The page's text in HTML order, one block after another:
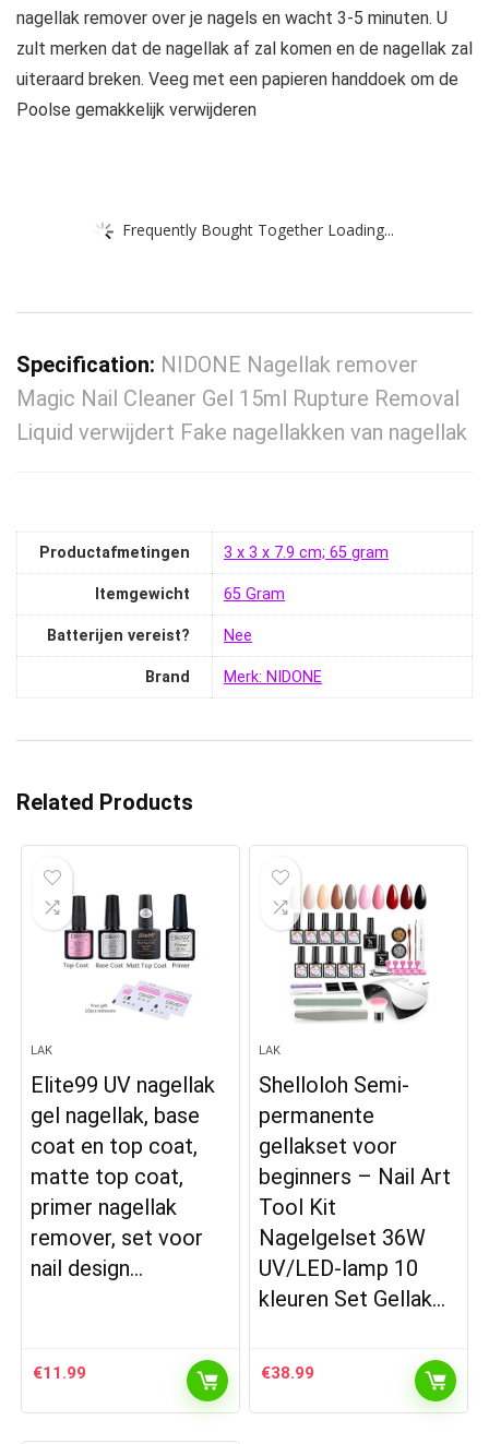
nagellak remover over je nagels en wacht 3-5 minuten. U
zult merken dat de nagellak af zal komen en de nagellak zal
uiteraard breken. Veeg met een papieren handdoek om de
Poolse gemakkelijk verwijderen
Frequently Bought Together Loading...
Specification: NIDONE Nagellak remover
Magic Nail Cleaner Gel 15ml Rupture Removal
Liquid verwijdert Fake nagellakken van nagellak
Productafmetingen ‎3 x 3 x 7.9 cm; 65 gram
Itemgewicht ‎65 Gram
Batterijen vereist? ‎Nee
Brand Merk: NIDONE
Related Products
LAK
Elite99 UV nagellak
gel nagellak, base
coat en top coat,
matte top coat,
primer nagellak
remover, set voor
nail design…
€11.99
LAK
Shelloloh Semi-
permanente
gellakset voor
beginners – Nail Art
Tool Kit
Nagelgelset 36W
UV/LED-lamp 10
kleuren Set Gellak…
€38.99